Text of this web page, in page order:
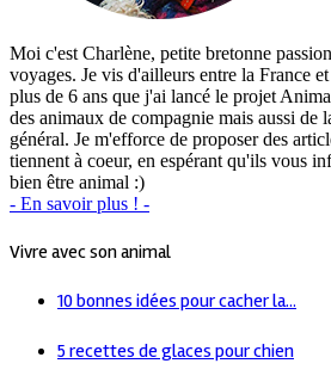
Moi c'est Charlène, petite bretonne
voyages. Je vis d'ailleurs entre la France
plus de 6 ans que j'ai lancé le projet
des animaux de compagnie mais aussi de
général. Je m'efforce de proposer des
tiennent à coeur, en espérant qu'ils vous
bien être animal :)
- En savoir plus ! -
Vivre avec son animal
10 bonnes idées pour cacher la...
5 recettes de glaces pour chien